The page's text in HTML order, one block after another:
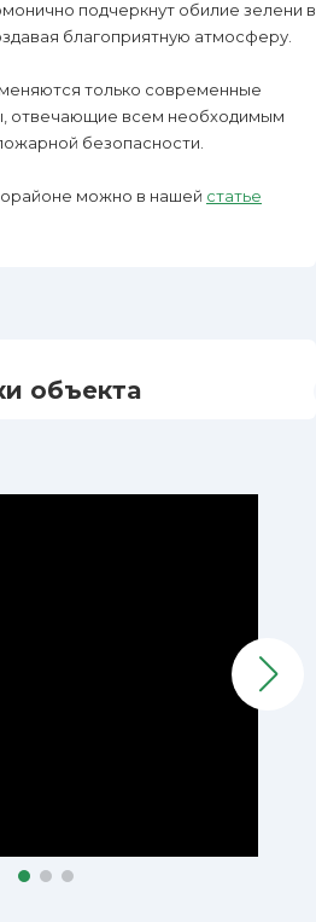
подчеркнут обилие зелени в
благоприятную атмосферу.
только современные
отвечающие всем необходимым
безопасности.
можно в нашей статье
объекта